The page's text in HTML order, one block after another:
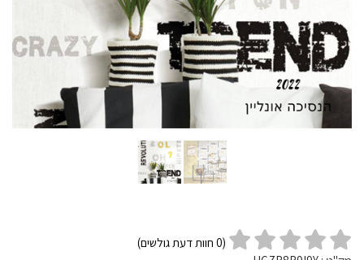
(
0 חוות דעת גולשים)